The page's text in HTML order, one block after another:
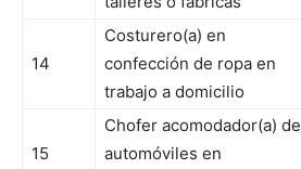
14
Costurero(a) en
confección de ropa en
trabajo a domicilio
15
Chofer acomodador(a) de
automóviles en